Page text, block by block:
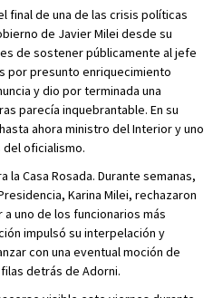
final de una de las crisis políticas
de Javier Milei desde su
de sostener públicamente al jefe
por presunto enriquecimiento
y dio por terminada una
parecía inquebrantable. En su
ahora ministro del Interior y uno
oficialismo.
Casa Rosada. Durante semanas,
Karina Milei, rechazaron
uno de los funcionarios más
impulsó su interpelación y
con una eventual moción de
detrás de Adorni.